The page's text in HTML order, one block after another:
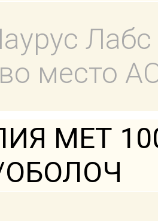
место
МЕТ